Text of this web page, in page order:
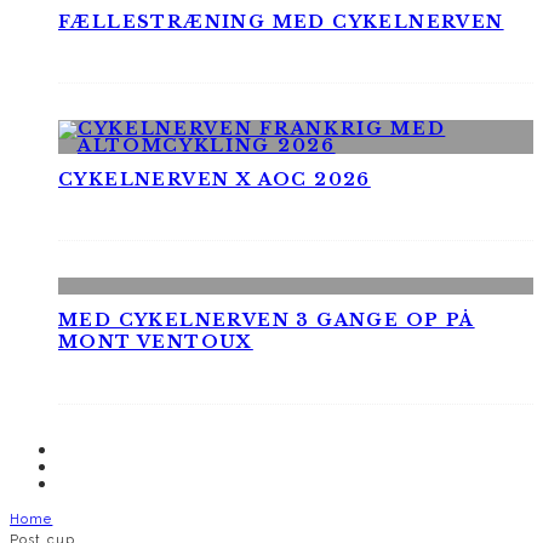
FÆLLESTRÆNING MED CYKELNERVEN
CYKELNERVEN X AOC 2026
MED CYKELNERVEN 3 GANGE OP PÅ
MONT VENTOUX
Home
Post cup